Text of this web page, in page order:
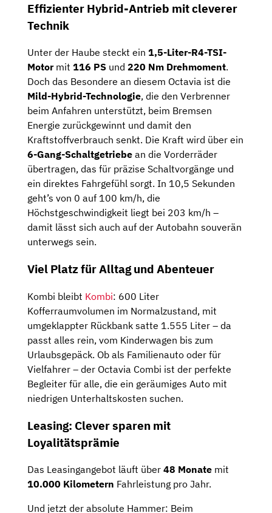
Effizienter Hybrid-Antrieb mit cleverer
Technik
Unter der Haube steckt ein 1,5-Liter-R4-TSI-
Motormit 116 PS und 220 Nm Drehmoment.
Doch das Besondere an diesem Octavia ist die
Mild-Hybrid-Technologie, die den Verbrenner
beim Anfahren unterstützt, beim Bremsen
Energie zurückgewinnt und damit den
Kraftstoffverbrauch senkt. Die Kraft wird über ein
6-Gang-Schaltgetriebe an die Vorderräder
übertragen, das für präzise Schaltvorgänge und
ein direktes Fahrgefühl sorgt. In 10,5 Sekunden
geht’s von 0 auf 100 km/h, die
Höchstgeschwindigkeit liegt bei 203 km/h –
damit lässt sich auch auf der Autobahn souverän
unterwegs sein.
Viel Platz für Alltag und Abenteuer
Kombi bleibt Kombi: 600 Liter
Kofferraumvolumen im Normalzustand, mit
umgeklappter Rückbank satte 1.555 Liter – da
passt alles rein, vom Kinderwagen bis zum
Urlaubsgepäck. Ob als Familienauto oder für
Vielfahrer – der Octavia Combi ist der perfekte
Begleiter für alle, die ein geräumiges Auto mit
niedrigen Unterhaltskosten suchen.
Leasing: Clever sparen mit
Loyalitätsprämie
Das Leasingangebot läuft über 48 Monate mit
10.000 Kilometern Fahrleistung pro Jahr.
Und jetzt der absolute Hammer: Beim